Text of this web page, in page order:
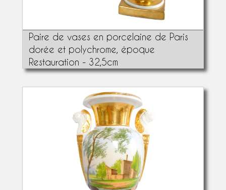
Paire de vases en porcelaine de Paris
dorée et polychrome, époque
Restauration - 32,5cm